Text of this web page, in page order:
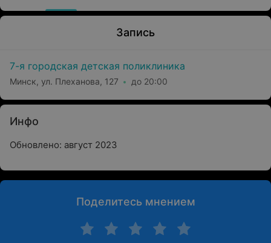
Запись
7-я городская детская поликлиника
Минск, ул. Плеханова, 127 до 20:00
Инфо
Обновлено: август 2023
Поделитесь мнением